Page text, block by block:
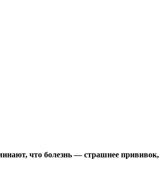
что болезнь — страшнее прививок,